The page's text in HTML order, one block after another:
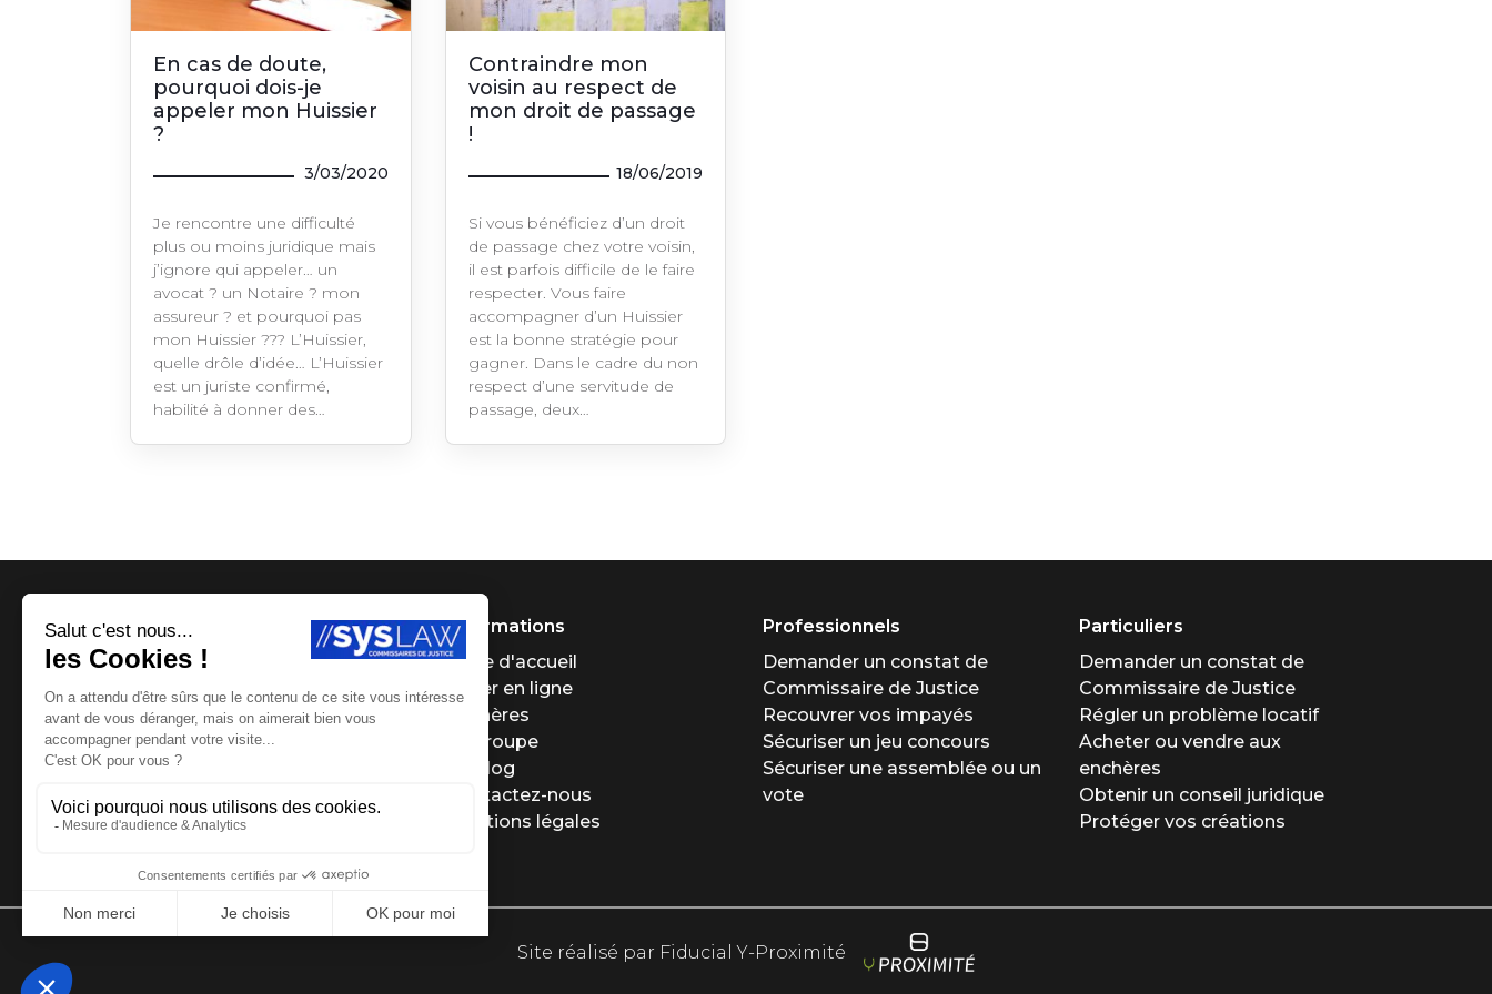
En cas de doute,
pourquoi dois-je
appeler mon Huissier
?
3/03/2020
Je rencontre une difficulté
plus ou moins juridique mais
j’ignore qui appeler… un
avocat ? un Notaire ? mon
assureur ? et pourquoi pas
mon Huissier ??? L’Huissier,
quelle drôle d’idée… L’Huissier
est un juriste confirmé,
habilité à donner des…
Contraindre mon
voisin au respect de
mon droit de passage
!
18/06/2019
Si vous bénéficiez d’un droit
de passage chez votre voisin,
il est parfois difficile de le faire
respecter. Vous faire
accompagner d’un Huissier
est la bonne stratégie pour
gagner. Dans le cadre du non
respect d’une servitude de
passage, deux…
Informations
Page d'accueil
Payer en ligne
Enchères
Le groupe
Le Blog
Contactez-nous
Mentions légales
Professionnels
Demander un constat de
Commissaire de Justice
Recouvrer vos impayés
Sécuriser un jeu concours
Sécuriser une assemblée ou un
vote
Particuliers
Demander un constat de
Commissaire de Justice
Régler un problème locatif
Acheter ou vendre aux
enchères
Obtenir un conseil juridique
Protéger vos créations
Site réalisé par Fiducial Y-Proximité